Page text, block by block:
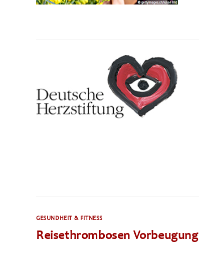
GESUNDHEIT & FITNESS
Reisethrombosen Vorbeugung